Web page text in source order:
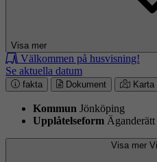
Visa mer
Välkommen på husvisning!
Se aktuella datum
fakta Dokument Karta
Kommun Jönköping
Upplåtelseform Äganderätt
Visa mer